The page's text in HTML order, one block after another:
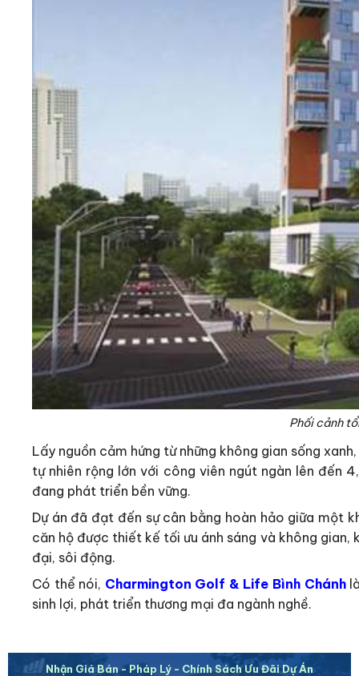
Phối cảnh
Lấy nguồn cảm hứng từ những không gian sống
tự nhiên rộng lớn với công viên ngút ngàn lên đến
đang phát triển bền vững.
Dự án đã đạt đến sự cân bằng hoàn hảo giữa một
căn hộ được thiết kế tối ưu ánh sáng và không gian,
đại, sôi động.
Có thể nói, Charmington Golf & Life Bình Chánh
sinh lợi, phát triển thương mại đa ngành nghề.
Nhận Giá Bán - Pháp Lý - Chính Sách Ưu Đãi Dự Án